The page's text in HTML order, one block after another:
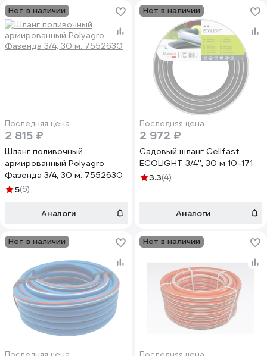
Нет в наличии
Последняя цена
2 815 ₽
Шланг поливочный
армированный Polyagro
Фазенда 3/4, 30 м. 7552630
5(6)
Аналоги
Нет в наличии
Последняя цена
2 972 ₽
Садовый шланг Cellfast
ECOLIGHT 3/4'', 30 м 10-171
3.3(4)
Аналоги
Нет в наличии Нет в наличии